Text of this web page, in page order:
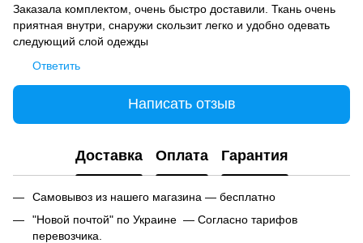
Заказала комплектом, очень быстро доставили. Ткань очень
приятная внутри, снаружи скользит легко и удобно одевать
следующий слой одежды
Ответить
Написать отзыв
Доставка Оплата Гарантия
Самовывоз из нашего магазина — бесплатно
"Новой почтой" по Украине — Согласно тарифов
перевозчика.